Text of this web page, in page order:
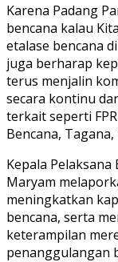
Karena Padang
bencana kalau
etalase bencana
juga berharap
terus menjalin
secara kontinu
terkait seperti
Bencana,
Kepala Pelaksana
Maryam
meningkatkan
bencana, serta
keterampilan
penanggulangan